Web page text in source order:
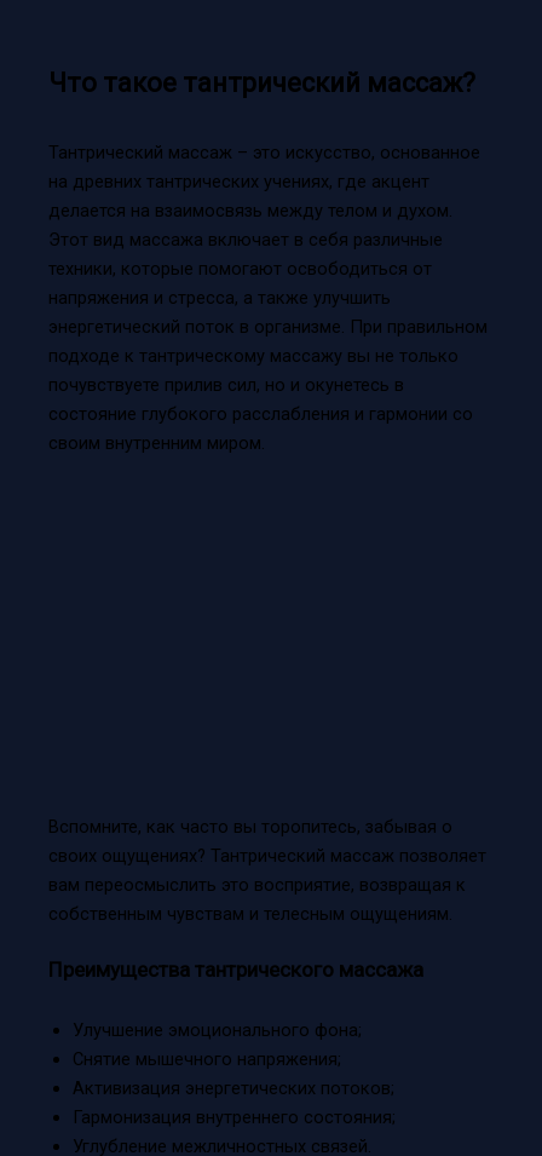
Что такое тантрический массаж?
Тантрический массаж – это искусство, основанное
на древних тантрических учениях, где акцент
делается на взаимосвязь между телом и духом.
Этот вид массажа включает в себя различные
техники, которые помогают освободиться от
напряжения и стресса, а также улучшить
энергетический поток в организме. При правильном
подходе к тантрическому массажу вы не только
почувствуете прилив сил, но и окунетесь в
состояние глубокого расслабления и гармонии со
своим внутренним миром.
Вспомните, как часто вы торопитесь, забывая о
своих ощущениях? Тантрический массаж позволяет
вам переосмыслить это восприятие, возвращая к
собственным чувствам и телесным ощущениям.
Преимущества тантрического массажа
Улучшение эмоционального фона;
Снятие мышечного напряжения;
Активизация энергетических потоков;
Гармонизация внутреннего состояния;
Углубление межличностных связей.